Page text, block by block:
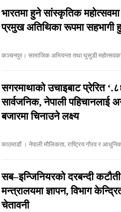
भारतमा हुने सांस्कृतिक
प्रमुख अतिथिका रूपमा सहभागी
कञ्चनपुर। सामाजिक अभियन्ता तथा घुसुडी
सगरमाथाको उचाइबाट प्रेरित
सार्वजनिक, नेपाली पहिचानलाई
बजारमा चिनाउने लक्ष्य
काठमाडौं । नेपाली मौलिकता, राष्ट्रिय गौरव र
सब–इन्जिनियरको दरबन्दी कटौती
मन्त्रालयमा ज्ञापन, विभाग
चेतावनी